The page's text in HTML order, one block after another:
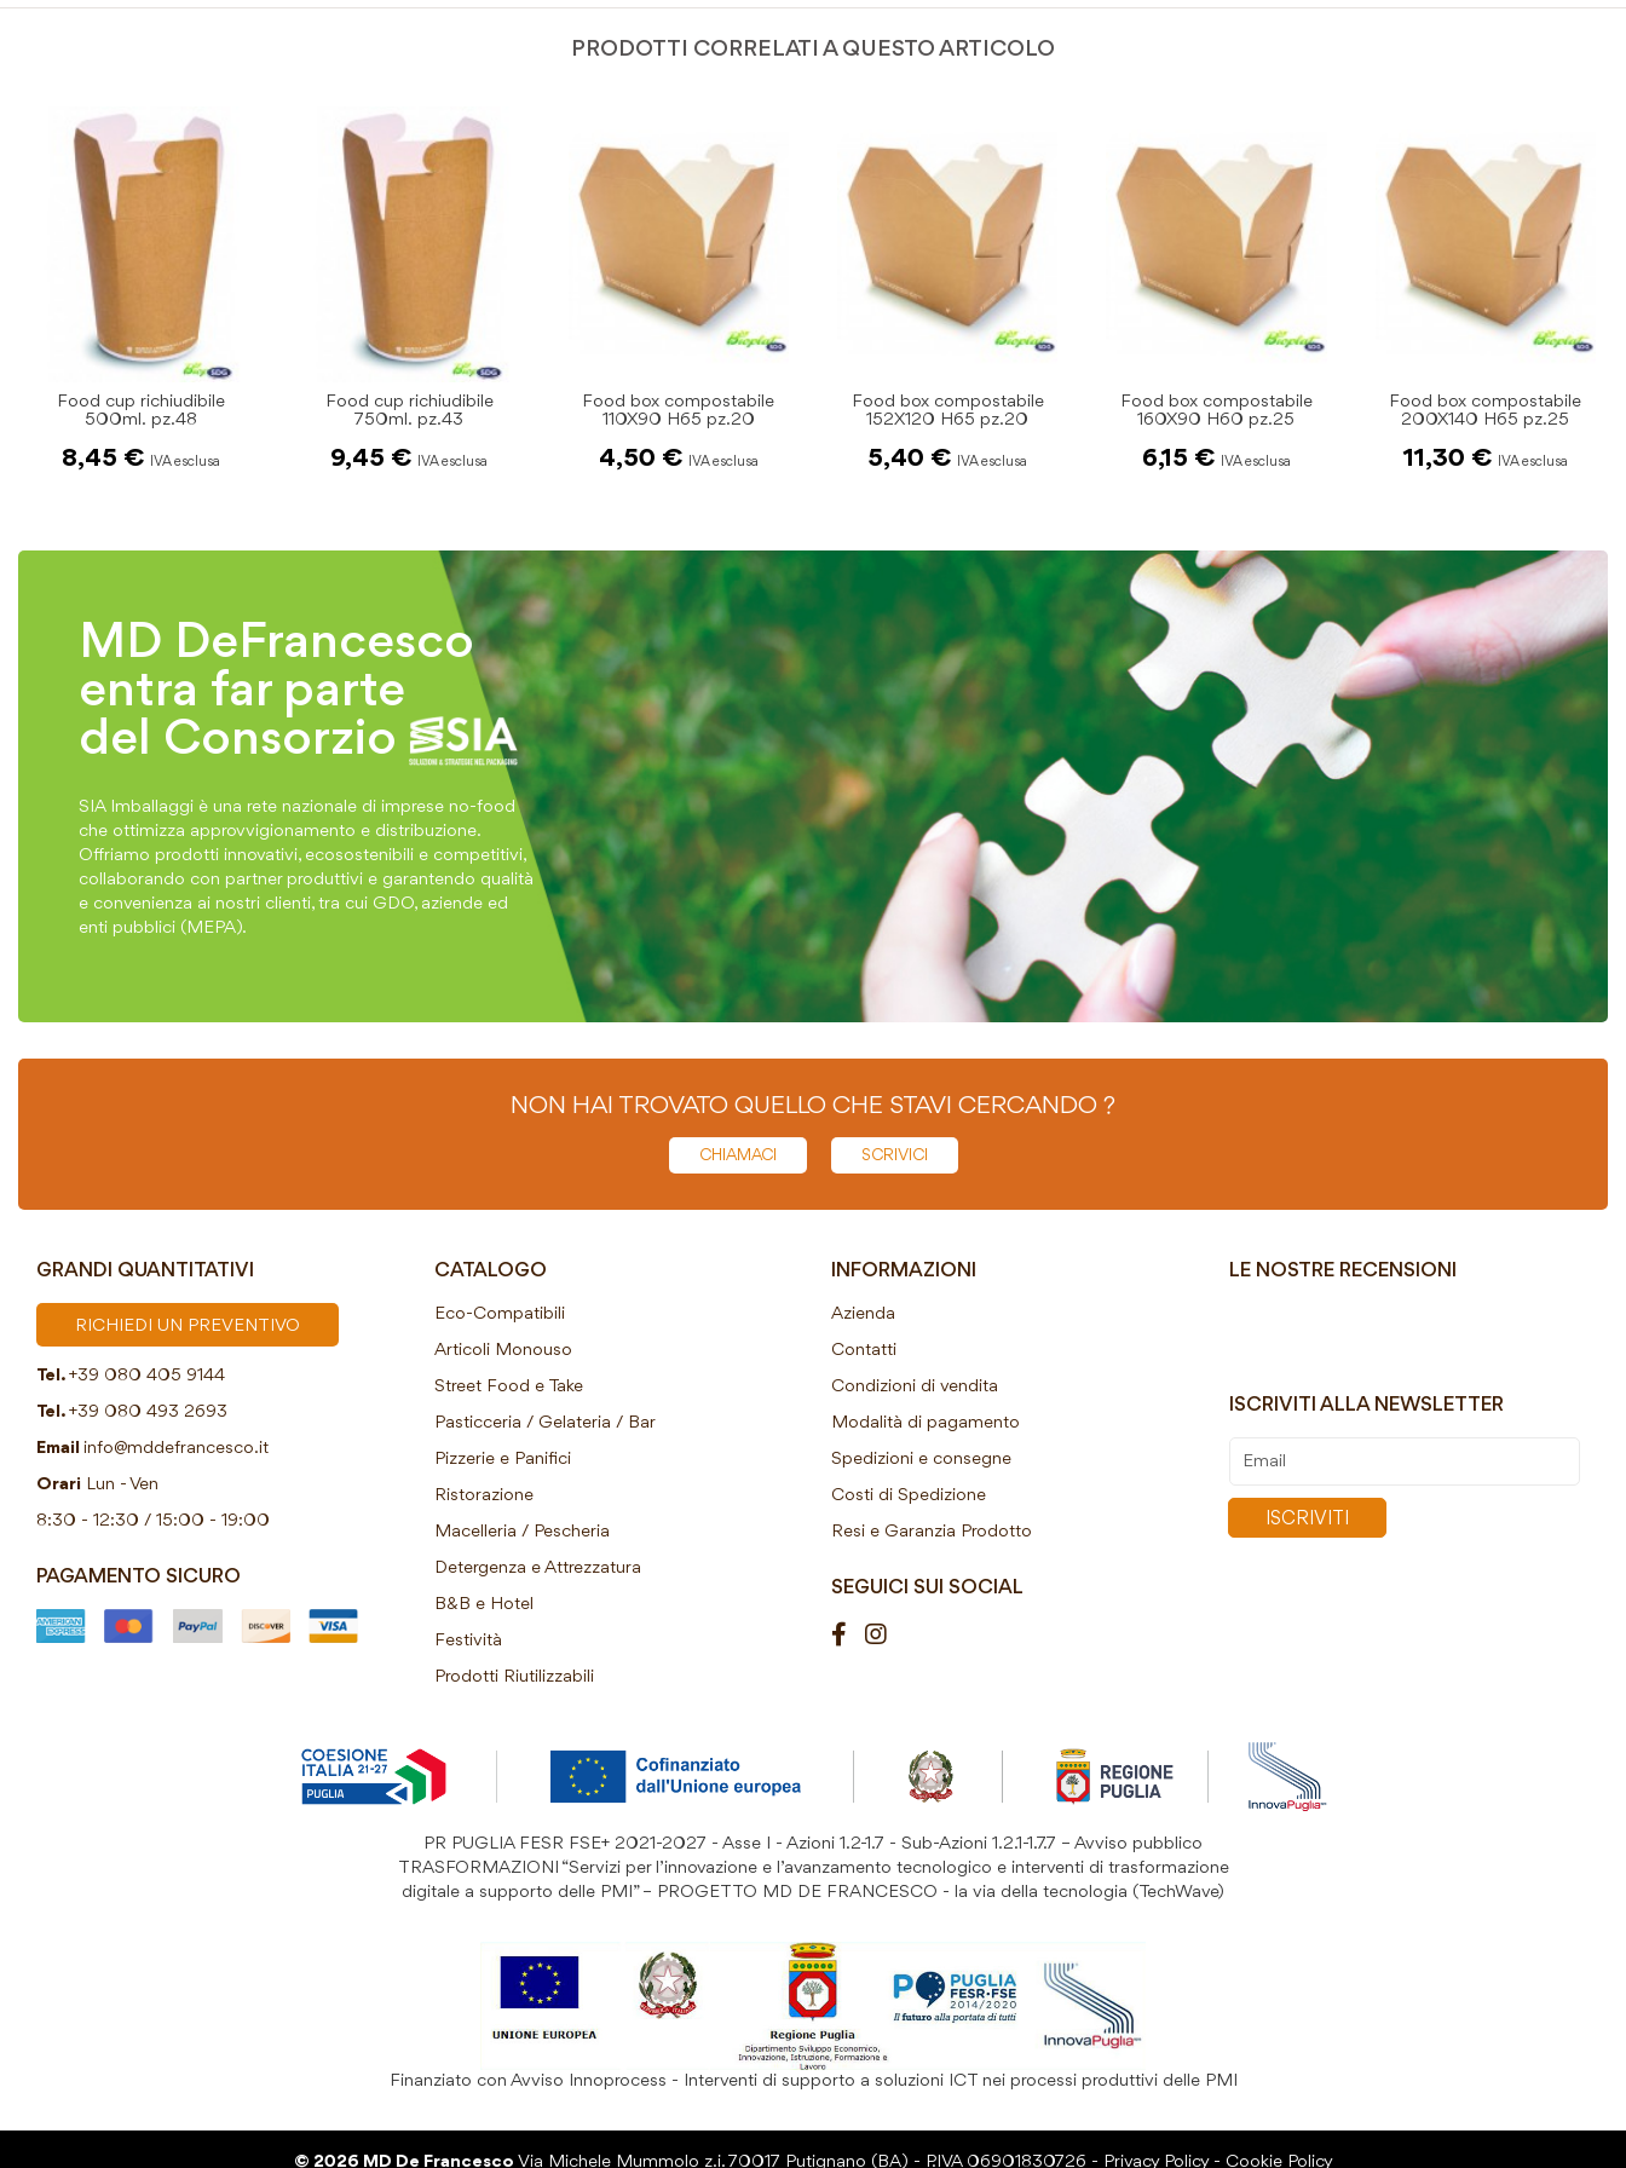
PRODOTTI CORRELATI A QUESTO ARTICOLO
Food cup richiudibile
750ml. pz.43
9,45 €
Food box compostabile
110X90 H65 pz.20
4,50 €
Food box compostabile
152X120 H65 pz.20
5,40 €
Food box compostabile
160X90 H60 pz.25
6,15 €
Food box compostabile
200X140 H65 pz.25
11,30 €
Food box compostabile
85X65 H90 pz.25
4,79 €
MD DeFrancesco
entra far parte
del Consorzio
SIA Imballaggi è una rete nazionale di imprese no-food
che ottimizza approvvigionamento e distribuzione.
Offriamo prodotti innovativi, ecosostenibili e competitivi,
collaborando con partner produttivi e garantendo qualità
e convenienza ai nostri clienti, tra cui GDO, aziende ed
enti pubblici (MEPA).
NON HAI TROVATO QUELLO CHE STAVI CERCANDO ?
CHIAMACI SCRIVICI
GRANDI QUANTITATIVI
RICHIEDI UN PREVENTIVO
Tel. +39 080 405 9144
Tel. +39 080 493 2693
Email info@mddefrancesco.it
Orari Lun - Ven
8:30 - 12:30 / 15:00 - 19:00
PAGAMENTO SICURO
CATALOGO
Eco-Compatibili
Articoli Monouso
Street Food e Take
Pasticceria / Gelateria / Bar
Pizzerie e Panifici
Ristorazione
Macelleria / Pescheria
Detergenza e Attrezzatura
B&B e Hotel
Festività
Prodotti Riutilizzabili
INFORMAZIONI
Azienda
Contatti
Condizioni di vendita
Modalità di pagamento
Spedizioni e consegne
Costi di Spedizione
Resi e Garanzia Prodotto
SEGUICI SUI SOCIAL
LE NOSTRE RECENSIONI
ISCRIVITI ALLA NEWSLETTER
alla
nostra
Newsletter:
ISCRIVITI
PR PUGLIA FESR FSE+ 2021-2027 - Asse I - Azioni 1.2-1.7 - Sub-Azioni 1.2.1-1.7.7 – Avviso pubblico
TRASFORMAZIONI “Servizi per l’innovazione e l’avanzamento tecnologico e interventi di trasformazione
digitale a supporto delle PMI” – PROGETTO MD DE FRANCESCO - la via della tecnologia (TechWave)
Finanziato con Avviso Innoprocess - Interventi di supporto a soluzioni ICT nei processi produttivi delle PMI
© 2026 MD De Francesco Via Michele Mummolo z.i. 70017 Putignano (BA) - P.IVA 06901830726 - Privacy Policy- Cookie Policy